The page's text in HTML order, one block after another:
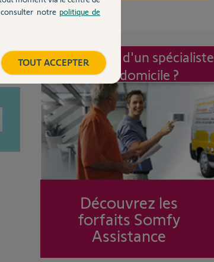
Intervention d'un spécialiste
à mon domicile ?
Découvrez les
forfaits Somfy
Assistance
notre politique de
TOUT ACCEPTER